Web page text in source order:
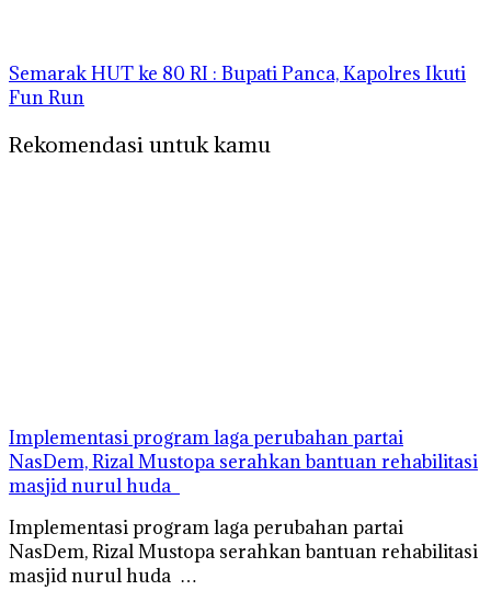
Semarak HUT ke 80 RI : Bupati Panca, Kapolres Ikuti
Fun Run
Rekomendasi untuk kamu
Implementasi program laga perubahan partai
NasDem, Rizal Mustopa serahkan bantuan rehabilitasi
masjid nurul huda
Implementasi program laga perubahan partai
NasDem, Rizal Mustopa serahkan bantuan rehabilitasi
masjid nurul huda …